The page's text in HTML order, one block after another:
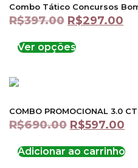
Combo Tático Concursos
R$397.00 R$297.00
Ver opções
COMBO PROMOCIONAL 3.0
R$690.00 R$597.00
Adicionar ao carrinho